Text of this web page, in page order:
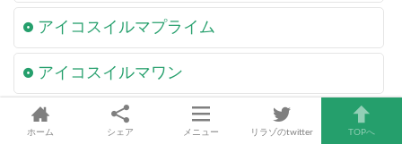
アイコスイルマプライム
アイコスイルマワン
ウィズ2(with2)
ホーム シェア メニュー リラゾのtwitter TOPへ